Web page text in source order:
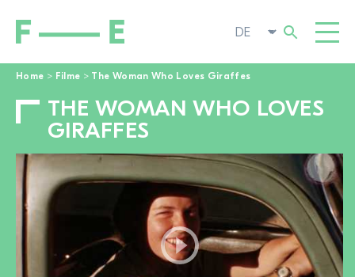
Home > Filme > The Woman Who Loves Giraffes
THE WOMAN WHO LOVES
GIRAFFES
FILME
POP-UP KINO
AKTUELL
Suchen
nach:
ZUR FILMSUCHE